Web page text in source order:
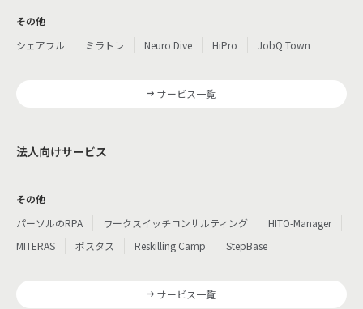
その他
シェアフル
ミラトレ Neuro Dive HiPro JobQ Town
サービス一覧
法人向けサービス
その他
パーソルのRPA
ワークスイッチコンサルティング
HITO-Manager
MITERAS
ポスタス Reskilling Camp StepBase
サービス一覧